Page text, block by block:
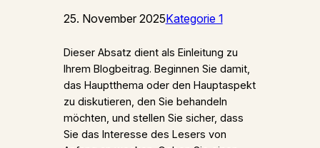
25. November 2025Kategorie 1
Dieser Absatz dient als Einleitung zu
Ihrem Blogbeitrag. Beginnen Sie damit,
das Hauptthema oder den Hauptaspekt
zu diskutieren, den Sie behandeln
möchten, und stellen Sie sicher, dass
Sie das Interesse des Lesers von